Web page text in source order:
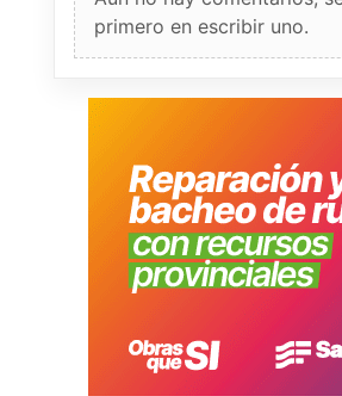
primero en escribir uno.